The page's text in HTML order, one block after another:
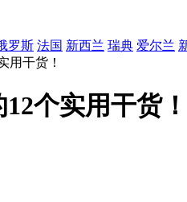
罗斯 法国 新西兰 瑞典 爱尔兰
用干货！
个实用干货！